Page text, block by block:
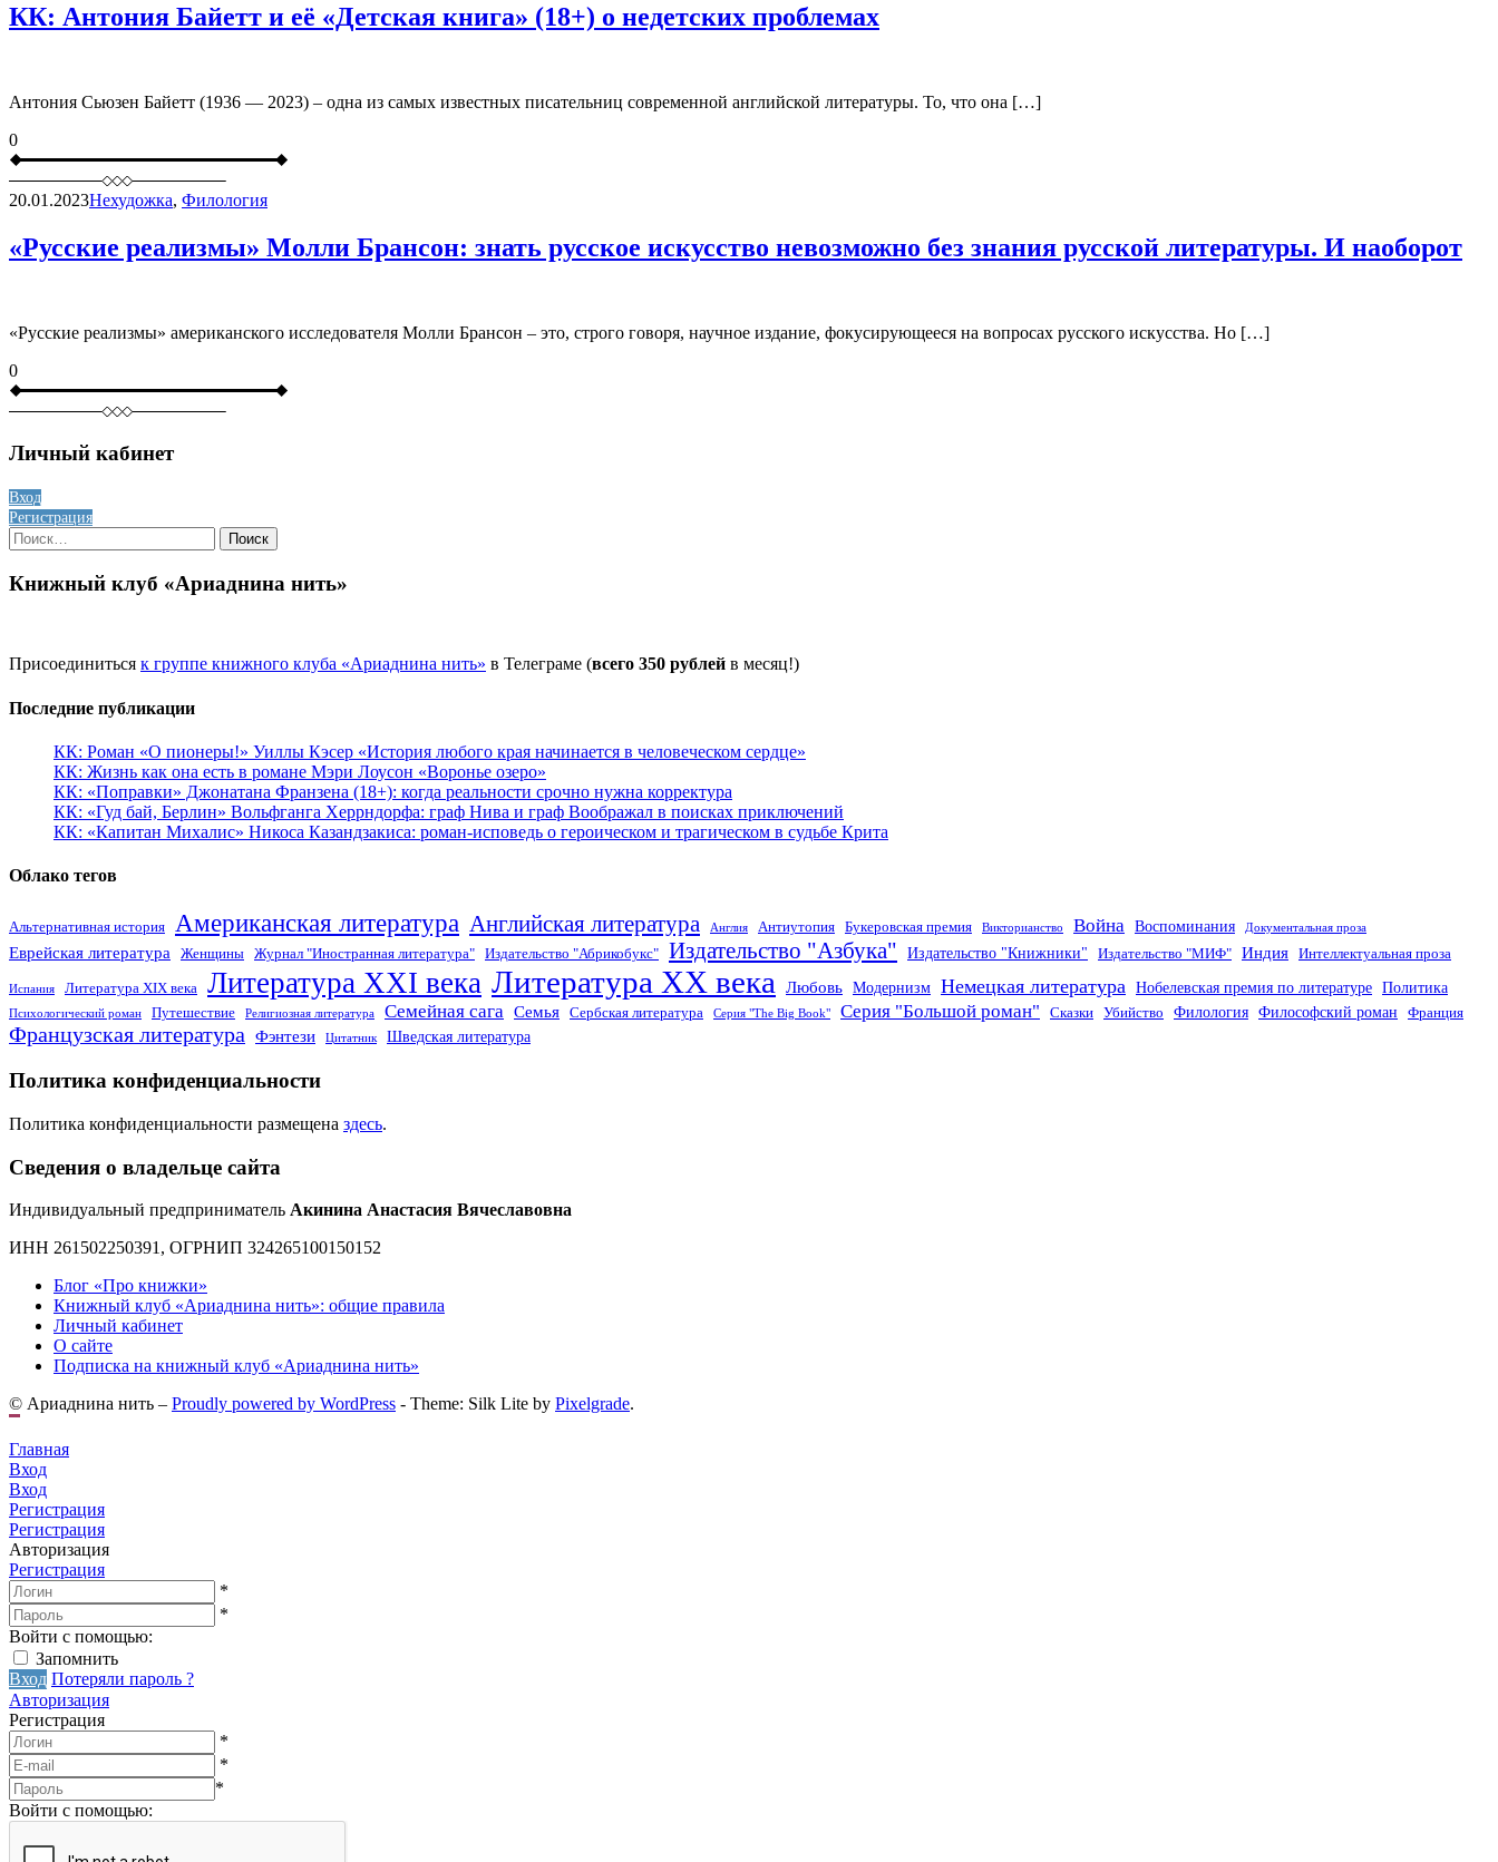
КК: Антония Байетт и её «Детская книга» (18+) о недетских проблемах
Антония Сьюзен Байетт (1936 — 2023) – одна из самых известных писательниц современной английской литературы. То, что она […]
0
20.01.2023Нехудожка, Филология
«Русские реализмы» Молли Брансон: знать русское искусство невозможно без знания русской литературы. И наоборот
«Русские реализмы» американского исследователя Молли Брансон – это, строго говоря, научное издание, фокусирующееся на вопросах русского искусства. Но […]
0
Личный кабинет
Вход
Регистрация
Найти:
Книжный клуб «Ариаднина нить»
Присоединиться к группе книжного клуба «Ариаднина нить» в Телеграме (всего 350 рублей в месяц!)
Последние публикации
КК: Роман «О пионеры!» Уиллы Кэсер «История любого края начинается в человеческом сердце»
КК: Жизнь как она есть в романе Мэри Лоусон «Воронье озеро»
КК: «Поправки» Джонатана Франзена (18+): когда реальности срочно нужна корректура
КК: «Гуд бай, Берлин» Вольфганга Херрндорфа: граф Нива и граф Воображал в поисках приключений
КК: «Капитан Михалис» Никоса Казандзакиса: роман-исповедь о героическом и трагическом в судьбе Крита
Облако тегов
Альтернативная история Американская литература Английская литература Англия Антиутопия Букеровская премия Викторианство Война Воспоминания Документальная проза
Еврейская литература Женщины Журнал "Иностранная литература" Издательство "Абрикобукс" Издательство "Азбука" Издательство "Книжники" Издательство "МИФ" Индия Интеллектуальная проза
Испания Литература XIX века Литература XXI века Литература XX века Любовь Модернизм Немецкая литература Нобелевская премия по литературе Политика
Психологический роман Путешествие Религиозная литература Семейная сага Семья Сербская литература Серия "The Big Book" Серия "Большой роман" Сказки Убийство Филология Философский роман Франция
Французская литература Фэнтези Цитатник Шведская литература
Политика конфиденциальности
Политика конфиденциальности размещена здесь.
Сведения о владельце сайта
Индивидуальный предприниматель Акинина Анастасия Вячеславовна
ИНН 261502250391, ОГРНИП 324265100150152
Блог «Про книжки»
Книжный клуб «Ариаднина нить»: общие правила
Личный кабинет
О сайте
Подписка на книжный клуб «Ариаднина нить»
© Ариаднина нить – Proudly powered by WordPress - Theme: Silk Lite by Pixelgrade.
Главная
Вход
Вход
Регистрация
Регистрация
Авторизация
Регистрация
*
*
Войти с помощью:
Запомнить
Вход Потеряли пароль ?
Авторизация
Регистрация
*
*
*
Войти с помощью: